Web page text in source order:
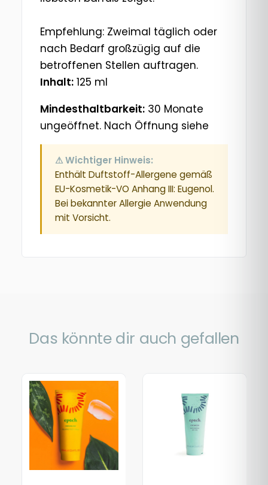
Empfehlung: Zweimal täglich oder
nach Bedarf großzügig auf die
betroffenen Stellen auftragen.
Inhalt: 125 ml
Mindesthaltbarkeit: 30 Monate
ungeöffnet. Nach Öffnung siehe
⚠ Wichtiger Hinweis:
Enthält Duftstoff-Allergene gemäß
EU-Kosmetik-VO Anhang III: Eugenol.
Bei bekannter Allergie Anwendung
mit Vorsicht.
Das könnte dir auch gefallen